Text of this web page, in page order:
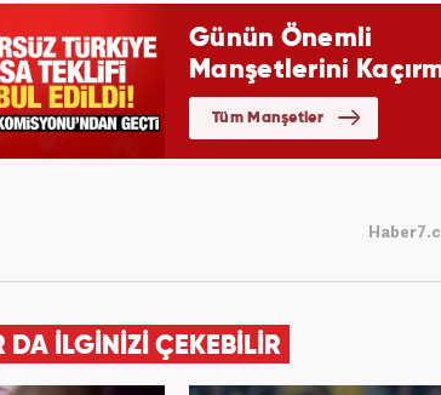
DA İLGİNİZİ ÇEKEBİLİR